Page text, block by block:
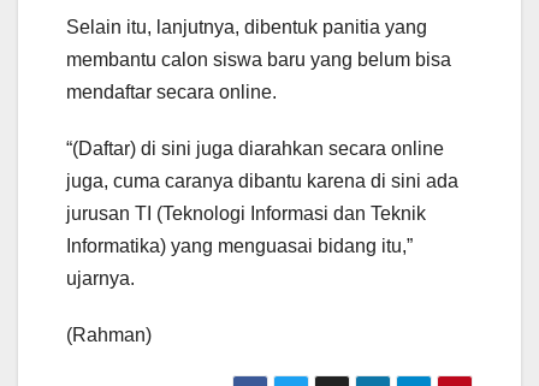
Selain itu, lanjutnya, dibentuk panitia yang
membantu calon siswa baru yang belum bisa
mendaftar secara online.
“(Daftar) di sini juga diarahkan secara online
juga, cuma caranya dibantu karena di sini ada
jurusan TI (Teknologi Informasi dan Teknik
Informatika) yang menguasai bidang itu,”
ujarnya.
(Rahman)